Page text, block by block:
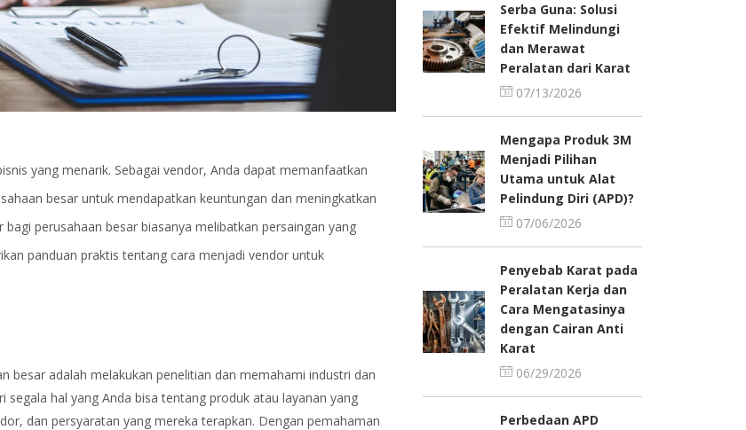
Serba Guna: Solusi
Efektif Melindungi
dan Merawat
Peralatan dari Karat
07/13/2026
Mengapa Produk 3M
Menjadi Pilihan
Utama untuk Alat
Pelindung Diri (APD)?
07/06/2026
Penyebab Karat pada
Peralatan Kerja dan
Cara Mengatasinya
dengan Cairan Anti
Karat
06/29/2026
Perbedaan APD
yang menarik. Sebagai vendor, Anda dapat memanfaatkan
besar untuk mendapatkan keuntungan dan meningkatkan
perusahaan besar biasanya melibatkan persaingan yang
panduan praktis tentang cara menjadi vendor untuk
besar adalah melakukan penelitian dan memahami industri dan
segala hal yang Anda bisa tentang produk atau layanan yang
dan persyaratan yang mereka terapkan. Dengan pemahaman